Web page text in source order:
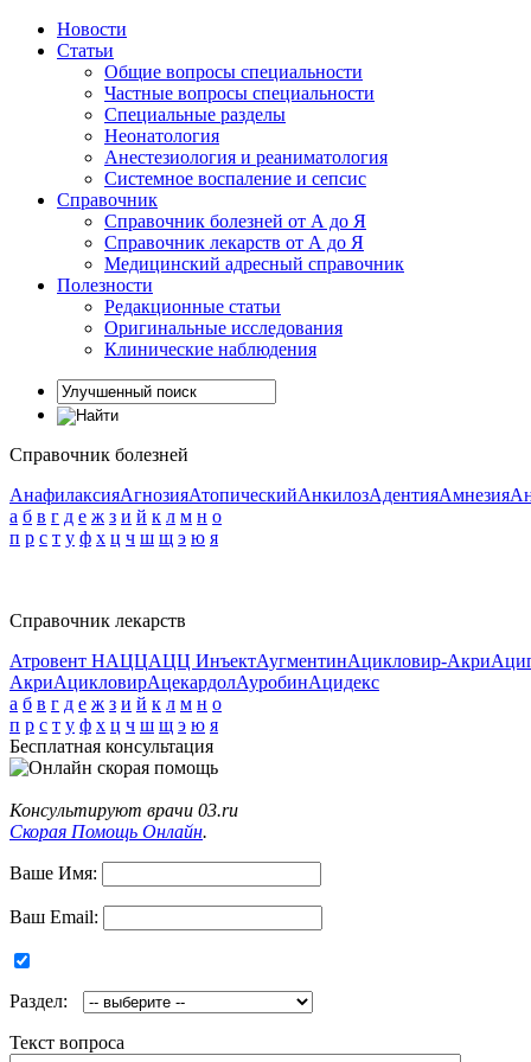
Новости
Статьи
Общие вопросы специальности
Частные вопросы специальности
Специальные разделы
Неонатология
Анестезиология и реаниматология
Системное воспаление и сепсис
Справочник
Справочник болезней от А до Я
Справочник лекарств от А до Я
Медицинский адресный справочник
Полезности
Редакционные статьи
Оригинальные исследования
Клинические наблюдения
Справочник болезней
АнафилаксияАгнозияАтопическийАнкилозАдентияАмнезия
а б в г д е ж з и й к л м н о
п р с т у ф х ц ч ш щ э ю я
Справочник лекарств
Атровент НАЦЦАЦЦ ИнъектАугментинАцикловир-Акри
АкриАцикловирАцекардолАуробинАцидекс
а б в г д е ж з и й к л м н о
п р с т у ф х ц ч ш щ э ю я
Бесплатная консультация
Консультируют врачи 03.ru
Скорая Помощь Онлайн.
Ваше Имя:
Ваш Email:
Раздел:
Текст вопроса